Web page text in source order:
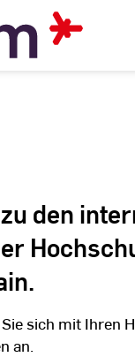
den
sich mit Ihren
an.